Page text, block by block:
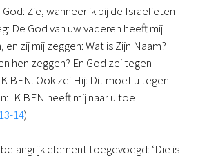
Zie, wanneer ik bij de Israëlieten
De God van uw vaderen heeft mij
zij mij zeggen: Wat is Zijn Naam?
hen zeggen? En God zei tegen
BEN. Ook zei Hij: Dit moet u tegen
IK BEN heeft mij naar u toe
14)
element toegevoegd: ‘Die is